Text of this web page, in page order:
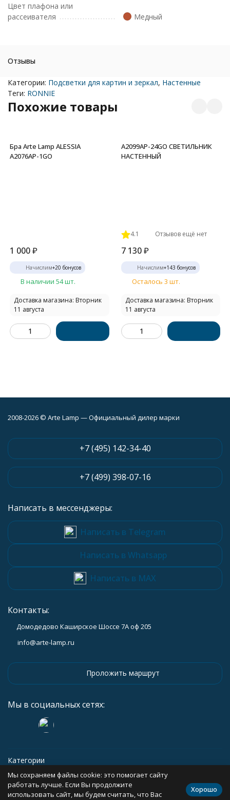
Цвет плафона или
рассеивателя
Медный
Отзывы
Категории: Подсветки для картин и зеркал, Настенные
Теги: RONNIE
Похожие товары
Бра Arte Lamp ALESSIA
A2076AP-1GO
1 000₽
Начислим+20 бонусов
В наличии 54 шт.
Доставка магазина: Вторник
11 августа
A2099AP-24GO СВЕТИЛЬНИК
НАСТЕННЫЙ
4.1 Отзывов ещё нет
7 130 ₽
Начислим+143 бонусов
Осталось 3 шт.
Доставка магазина: Вторник
11 августа
2008-2026 © Arte Lamp — Официальный дилер марки
+7 (495) 142-34-40
+7 (499) 398-07-16
Написать в мессенджеры:
Написать в Telegram
Написать в Whatsapp
Написать в MAX
Контакты:
Домодедово Каширское Шоссе 7А оф 205
info@arte-lamp.ru
Проложить маршрут
Мы в социальных сетях:
Категории
Информация
Мы сохраняем файлы cookie: это помогает сайту
работать лучше. Если Вы продолжите
использовать сайт, мы будем считать, что Вас
Хорошо